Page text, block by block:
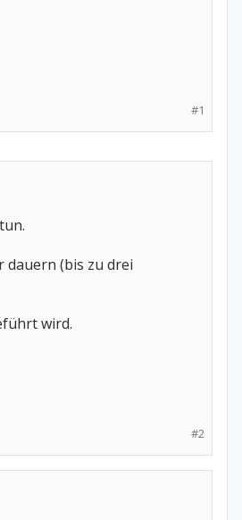
#1
dauern (bis zu drei
wird.
#2